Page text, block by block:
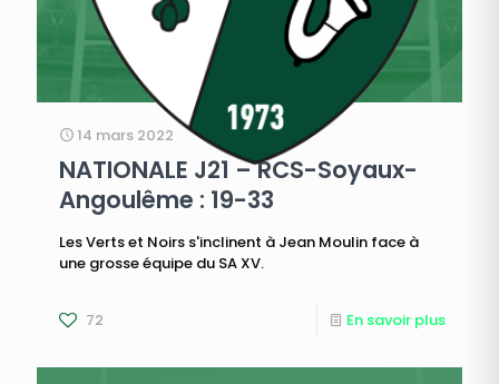
14 mars 2022
NATIONALE J21 – RCS-Soyaux-
Angoulême : 19-33
Les Verts et Noirs s'inclinent à Jean Moulin face à
une grosse équipe du SA XV.
72 En savoir plus